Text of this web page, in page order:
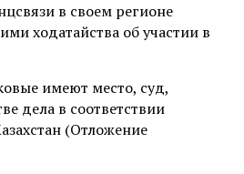
в своем регионе
ходатайства об участии в
имеют место, суд,
дела в соответствии
(Отложение